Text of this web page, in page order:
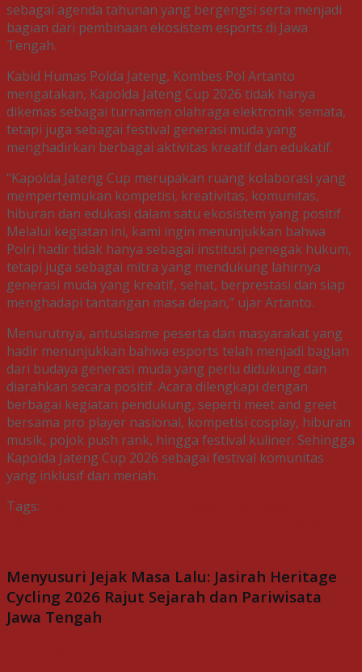
sebagai agenda tahunan yang bergengsi serta menjadi
bagian dari pembinaan ekosistem esports di Jawa
Tengah.
Kabid Humas Polda Jateng, Kombes Pol Artanto
mengatakan, Kapolda Jateng Cup 2026 tidak hanya
dikemas sebagai turnamen olahraga elektronik semata,
tetapi juga sebagai festival generasi muda yang
menghadirkan berbagai aktivitas kreatif dan edukatif.
“Kapolda Jateng Cup merupakan ruang kolaborasi yang
mempertemukan kompetisi, kreativitas, komunitas,
hiburan dan edukasi dalam satu ekosistem yang positif.
Melalui kegiatan ini, kami ingin menunjukkan bahwa
Polri hadir tidak hanya sebagai institusi penegak hukum,
tetapi juga sebagai mitra yang mendukung lahirnya
generasi muda yang kreatif, sehat, berprestasi dan siap
menghadapi tantangan masa depan,” ujar Artanto.
Menurutnya, antusiasme peserta dan masyarakat yang
hadir menunjukkan bahwa esports telah menjadi bagian
dari budaya generasi muda yang perlu didukung dan
diarahkan secara positif. Acara dilengkapi dengan
berbagai kegiatan pendukung, seperti meet and greet
bersama pro player nasional, kompetisi cosplay, hiburan
musik, pojok push rank, hingga festival kuliner. Sehingga
Kapolda Jateng Cup 2026 sebagai festival komunitas
yang inklusif dan meriah.
Tags:
Menyusuri Jejak Masa Lalu: Jasirah Heritage
Cycling 2026 Rajut Sejarah dan Pariwisata
Jawa Tengah